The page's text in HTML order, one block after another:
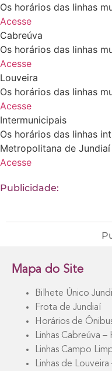
Os horários das linhas
Acesse
Cabreúva
Os horários das linhas
Acesse
Louveira
Os horários das linhas
Acesse
Intermunicipais
Os horários das linhas
Metropolitana de Jundiaí
Acesse
Publicidade:
Mapa do Site
Bilhete Único
Frota de Jundiaí
Horários de
Linhas Cabreúva
Linhas Campo
Linhas de